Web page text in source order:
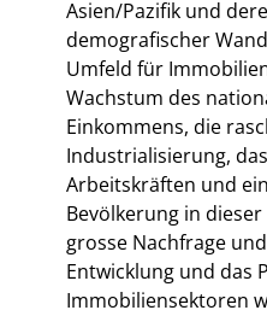
Asien/Pazifik und
demografischer
Umfeld für
Wachstum des
Einkommens, die
Industrialisierung,
Arbeitskräften und
Bevölkerung in
grosse Nachfrage
Entwicklung und das
Immobiliensektoren